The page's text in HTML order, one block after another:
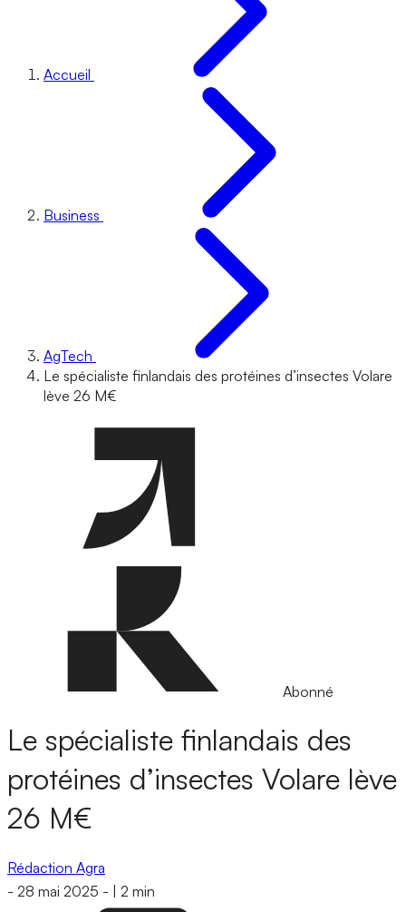
Accueil
Business
AgTech
Le spécialiste finlandais des protéines d’insectes Volare
lève 26 M€
Abonné
Le spécialiste finlandais des
protéines d’insectes Volare lève
26 M€
Rédaction Agra
- 28 mai 2025 - 2 min